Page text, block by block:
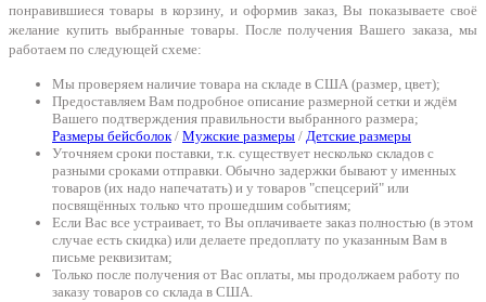
понравившиеся товары в корзину, и оформив заказ, Вы показываете своё
желание купить выбранные товары. После получения Вашего заказа, мы
работаем по следующей схеме:
Мы проверяем наличие товара на складе в США (размер, цвет);
Предоставляем Вам подробное описание размерной сетки и ждём
Вашего подтверждения правильности выбранного размера;
Размеры бейсболок/ Мужские размеры / Детские размеры
Уточняем сроки поставки, т.к. существует несколько складов с
разными сроками отправки. Обычно задержки бывают у именных
товаров (их надо напечатать) и у товаров "спецсерий" или
посвящённых только что прошедшим событиям;
Если Вас все устраивает, то Вы оплачиваете заказ полностью (в этом
случае есть скидка) или делаете предоплату по указанным Вам в
письме реквизитам;
Только после получения от Вас оплаты, мы продолжаем работу по
заказу товаров со склада в США.